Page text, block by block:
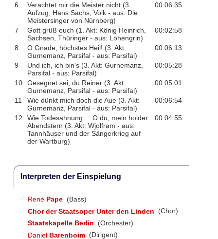
6
Verachtet mir die Meister nicht (3.
Aufzug, Hans Sachs, Volk - aus: Die
Meistersinger von Nürnberg)
00:06:35
7
Gott grüß euch (1. Akt: König Heinrich,
Sachsen, Thüringer - aus: Lohengrin)
00:02:58
8
O Gnade, höchstes Heil! (3. Akt:
Gurnemanz, Parsifal - aus: Parsifal)
00:06:13
9
Und ich, ich bin's (3. Akt: Gurnemanz,
Parsifal - aus: Parsifal)
00:05:28
10
Gesegnet sei, du Reiner (3. Akt:
Gurnemanz, Parsifal - aus: Parsifal)
00:05:01
11
Wie dünkt mich doch die Aue (3. Akt:
Gurnemanz, Parsifal - aus: Parsifal)
00:06:54
12
Wie Todesahnung ... O du, mein holder
Abendstern (3. Akt: Wjolfram - aus:
Tannhäuser und der Sängerkrieg auf
der Wartburg)
00:04:55
Interpreten der Einspielung
René Pape (Bass)
Chor der Staatsoper Unter den Linden
(Chor)
Staatskapelle Berlin
(Orchester)
Daniel Barenboim (Dirigent)